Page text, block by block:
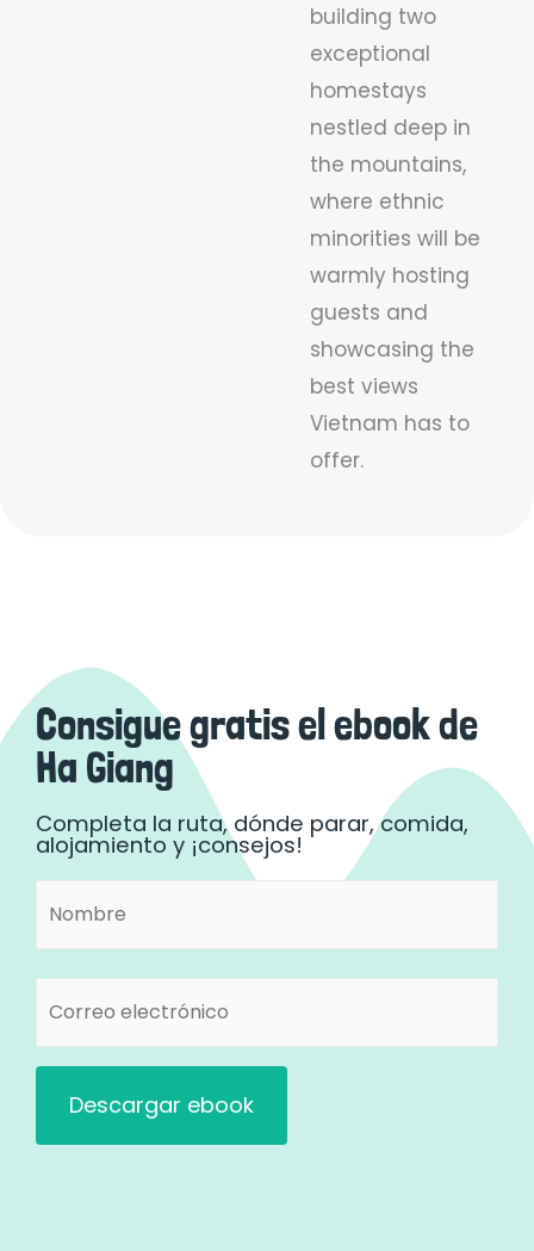
building two
exceptional
homestays
nestled deep in
the mountains,
where ethnic
minorities will be
warmly hosting
guests and
showcasing the
best views
Vietnam has to
offer.
Consigue gratis el ebook de
Ha Giang
Completa la ruta, dónde parar, comida,
alojamiento y ¡consejos!
Nombre
(Obligatorio)